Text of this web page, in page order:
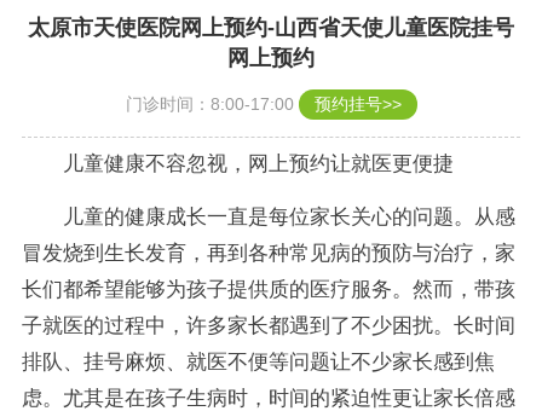
太原市天使医院网上预约-山西省天使儿童医院挂号
网上预约
门诊时间：8:00-17:00 预约挂号>>
儿童健康不容忽视，网上预约让就医更便捷
儿童的健康成长一直是每位家长关心的问题。从感
冒发烧到生长发育，再到各种常见病的预防与治疗，家
长们都希望能够为孩子提供质的医疗服务。然而，带孩
子就医的过程中，许多家长都遇到了不少困扰。长时间
排队、挂号麻烦、就医不便等问题让不少家长感到焦
虑。尤其是在孩子生病时，时间的紧迫性更让家长倍感